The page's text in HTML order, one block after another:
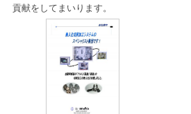
貢献をしてまいります。